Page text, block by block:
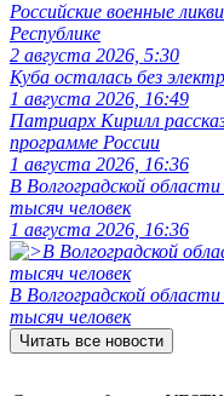
Российские военные
Республике
2 августа 2026, 5:30
Куба осталась без
1 августа 2026, 16:49
Патриарх Кирилл
программе России
1 августа 2026, 16:36
В Волгоградской
тысяч человек
1 августа 2026, 16:36
В Волгоградской
тысяч человек
Читать все новости